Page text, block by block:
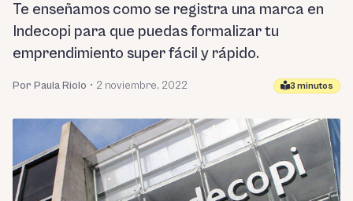
Te enseñamos como se registra una marca en
Indecopi para que puedas formalizar tu
emprendimiento super fácil y rápido.
Por Paula Riolo • 2 noviembre, 2022 3 minutos